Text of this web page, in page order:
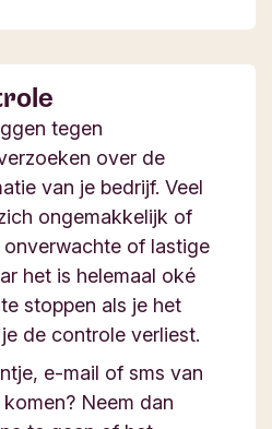
tegen
over de
van je bedrijf. Veel
ongemakkelijk of
onverwachte of lastige
het is helemaal oké
stoppen als je het
de controle verliest.
e-mail of sms van
Neem dan